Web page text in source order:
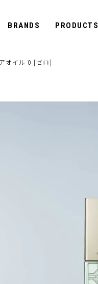
BRANDS PRODUCTS
オイル 0 [ゼロ]